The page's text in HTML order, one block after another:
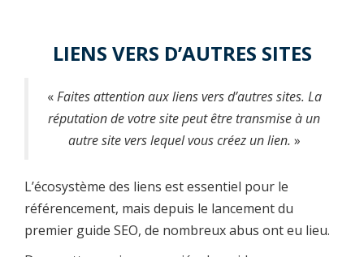
LIENS VERS D’AUTRES SITES
«Faites attention aux liens vers d’autres sites. La
réputation de votre site peut être transmise à un
autre site vers lequel vous créez un lien. »
L’écosystème des liens est essentiel pour le
référencement, mais depuis le lancement du
premier guide SEO, de nombreux abus ont eu lieu.